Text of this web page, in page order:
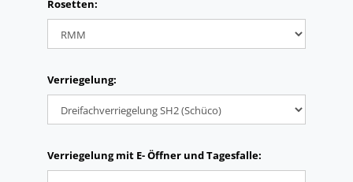
Rosetten:
Verriegelung:
Verriegelung mit E- Öffner und Tagesfalle: